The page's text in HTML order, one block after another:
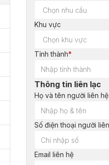
Khu vực
Tỉnh thành*
Thông tin liên lạc
Họ và tên người liên hệ
Số điện thoại người
Email liên hệ